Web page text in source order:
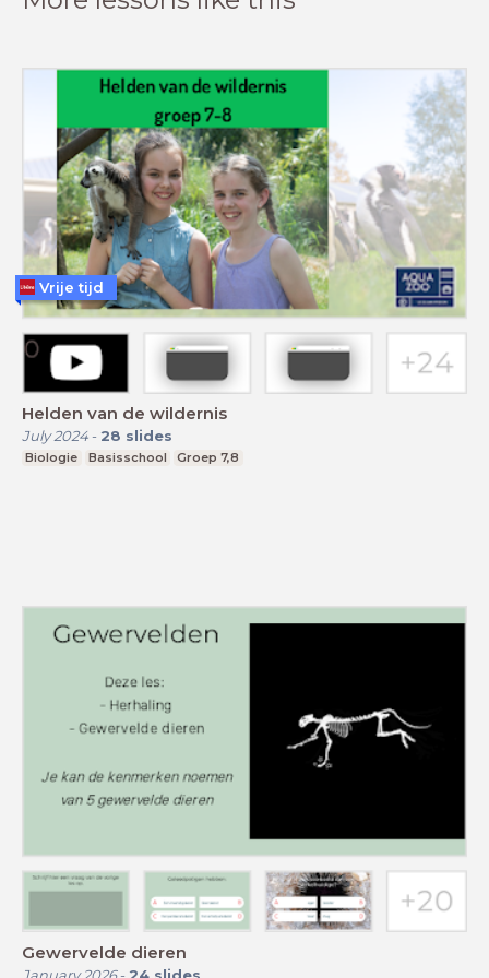
Helden van de wildernis
July 2024- 28 slides
Biologie Basisschool Groep 7,8
Vrije tijd
Gewervelde dieren
January 2026- 24 slides